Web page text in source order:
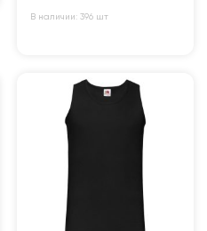
В наличии: 396 шт